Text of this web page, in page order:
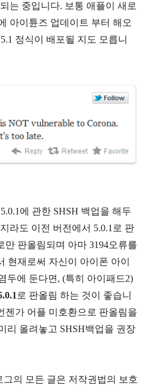
는 중입니다. 보통 애플이 새로
아이튠즈 업데이트 부터 해오
정식이 배포될 지도 모릅니
에 관한 SHSH 백업을 해두
라도 이전 버전에서 5.0.1로 판
만 판올림되며 아마 3194오류를
현재로써 자신이 아이폰 아이
두에 둔다면, (특히 아이패드2)
로 판올림 하는 것이 좋습니
젠가 어플 미호환으로 판올림을
리 올려놓고 SHSH백업을 권장
그의 모든 글은 저작권법의 보호